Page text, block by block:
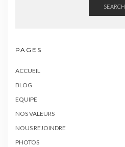
SEARCH
PAGES
ACCUEIL
BLOG
EQUIPE
NOS VALEURS
NOUS REJOINDRE
PHOTOS